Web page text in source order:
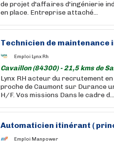
de projet d'affaires d'ingénierie
en place. Entreprise attaché...
Technicien de maintenance
Emploi Lynx Rh
Cavaillon (84300) - 21,5 kms de
Lynx RH acteur du recrutement
proche de Caumont sur Durance
H/F. Vos missions Dans le cadre d...
Automaticien itinérant (
Emploi Manpower